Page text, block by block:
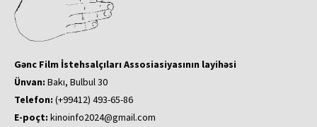
Gənc Film İstehsalçıları Assosiasiyasının layihəsi
Ünvan: Bakı, Bulbul 30
Telefon: (+99412) 493-65-86
E-poçt: kinoinfo2024@gmail.com